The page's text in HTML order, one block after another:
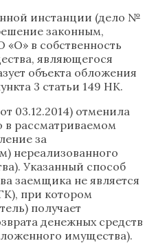
инстанции (дело №
законным,
«О» в собственность
являющегося
объекта обложения
3 статьи 149 НК.
03.12.2014) отменила
в рассматриваемом
за
нереализованного
Указанный способ
заемщика не является
при котором
получает
денежных средств
имущества).